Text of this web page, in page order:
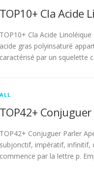
TOP10+ Cla Acide
TOP10+ Cla Acide
acide gras polyinsaturé
caractérisé par un squelette
ALL
TOP42+
TOP42+ Conjuguer Parler
subjonctif, impératif, infinitif,
commence par la lettre p.